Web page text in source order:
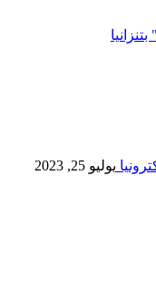
يوليو 25, 2023